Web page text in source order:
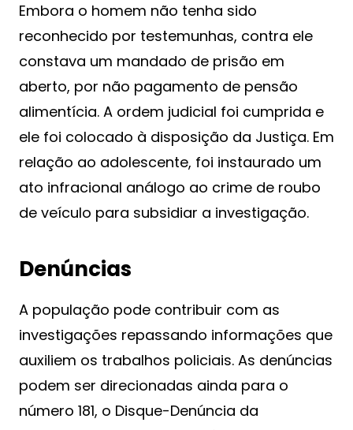
Embora o homem não tenha sido
reconhecido por testemunhas, contra ele
constava um mandado de prisão em
aberto, por não pagamento de pensão
alimentícia. A ordem judicial foi cumprida e
ele foi colocado à disposição da Justiça. Em
relação ao adolescente, foi instaurado um
ato infracional análogo ao crime de roubo
de veículo para subsidiar a investigação.
Denúncias
A população pode contribuir com as
investigações repassando informações que
auxiliem os trabalhos policiais. As denúncias
podem ser direcionadas ainda para o
número 181, o Disque-Denúncia da